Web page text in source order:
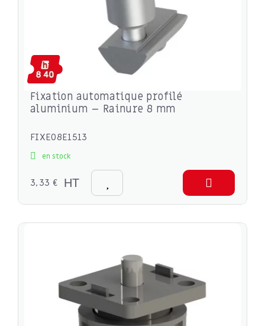
Fixation automatique profilé
aluminium – Rainure 8 mm
FIXE08E1513
en stock
3,33 € HT